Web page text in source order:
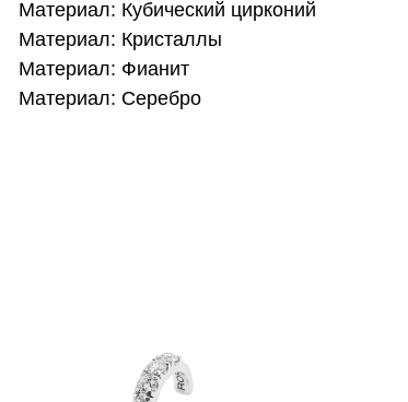
Материал: Кубический цирконий
Материал: Кристаллы
Материал: Фианит
Материал: Серебро